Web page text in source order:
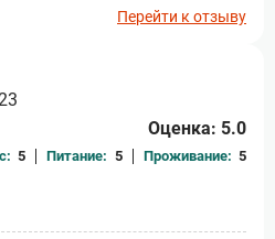
Перейти к отзыву
Оценка: 5.0
5 Питание: 5 Проживание: 5